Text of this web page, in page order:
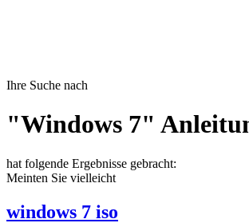
Ihre Suche nach
"Windows 7"
hat folgende Ergebnisse gebracht:
Meinten Sie vielleicht
windows 7 iso